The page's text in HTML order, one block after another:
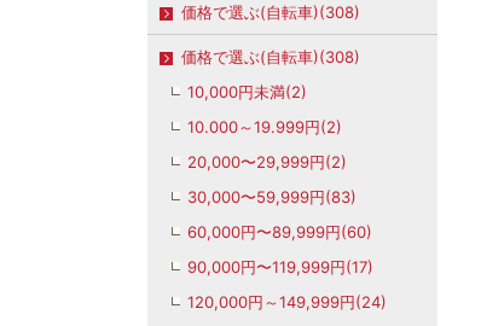
価格で選ぶ(自転車)(308)
価格で選ぶ(自転車)(308)
10,000円未満(2)
10.000～19.999円(2)
20,000〜29,999円(2)
30,000〜59,999円(83)
60,000円〜89,999円(60)
90,000円〜119,999円(17)
120,000円～149,999円(24)